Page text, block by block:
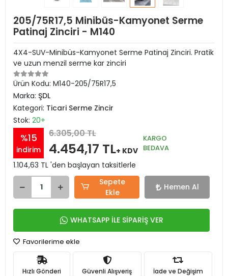
205/75R17,5 Minibüs-Kamyonet Serme
Patinaj Zinciri - M140
4X4-SUV-Minibüs-Kamyonet Serme Patinaj Zinciri. Pratik
ve uzun menzil serme kar zinciri
Ürün Kodu: M140-205/75R17,5
Marka: ŞDL
Kategori: Ticari Serme Zincir
Stok: 20+
%15
indirim
6.305,00 TL
4.454,17 TL+ KDV
KARGO
BEDAVA
1.104,63 TL 'den başlayan taksitlerle
Sepete
Ekle
Hemen Al
WHATSAPP İLE SİPARİŞ VER
Favorilerime ekle
Hızlı Gönderi Güvenli Alışveriş İade ve Değişim